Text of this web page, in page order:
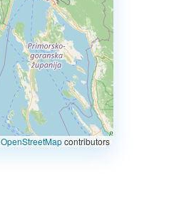
OpenStreetMapcontributors